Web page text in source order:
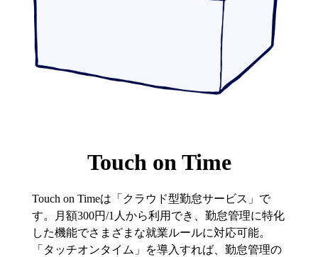
Touch on Time
Touch on Timeは「クラウド型勤怠サービス」で
す。月額300円/1人から利用でき、勤怠管理に特化
した機能でさまざまな就業ルールに対応可能。
「タッチオンタイム」を導入すれば、勤怠管理の